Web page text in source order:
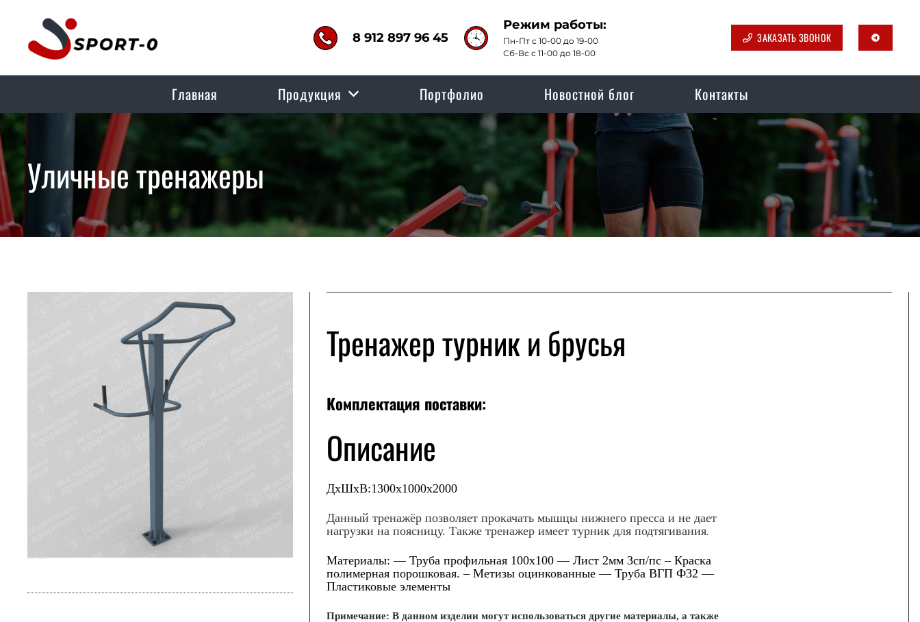
8 912 897 96 45
Режим работы:
Пн-Пт с 10-00 до 19-00
Сб-Вс с 11-00 до 18-00
ЗАКАЗАТЬ ЗВОНОК telegram
Главная Продукция Портфолио Новостной блог Контакты
Уличные тренажеры
Тренажер турник и брусья
Комплектация поставки:
Описание
ДхШхВ:1300х1000х2000
Данный тренажёр позволяет прокачать мышцы нижнего пресса и не дает
нагрузки на поясницу. Также тренажер имеет турник для подтягивания.
Материалы:— Труба профильная 100х100 — Лист 2мм 3сп/пс – Краска
полимерная порошковая. – Метизы оцинкованные — Труба ВГП Ф32 —
Пластиковые элементы
Примечание: В данном изделии могут использоваться другие материалы, а также